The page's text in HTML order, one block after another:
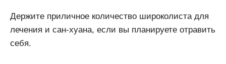
Держите приличное количество широколиста для
лечения и сан-хуана, если вы планируете отравить
себя.